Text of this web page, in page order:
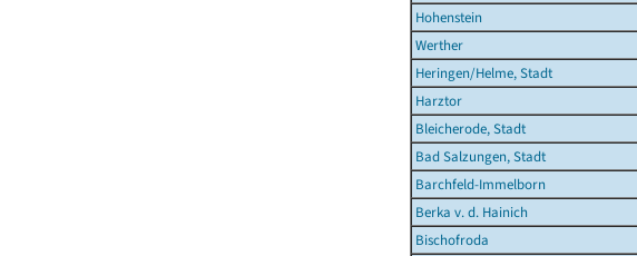
Hohenstein
Werther
Heringen/Helme, Stadt
Harztor
Bleicherode, Stadt
Bad Salzungen, Stadt
Barchfeld-Immelborn
Berka v. d. Hainich
Bischofroda